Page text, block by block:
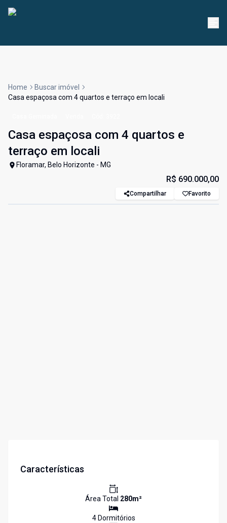
Home
Buscar imóvel
Casa espaçosa com 4 quartos e terraço em locali
Casa espaçosa com 4 quartos e
terraço em locali
Floramar, Belo Horizonte - MG
R$ 690.000,00
Compartilhar Favorito
Características
Área Total 280m²
4Dormitórios